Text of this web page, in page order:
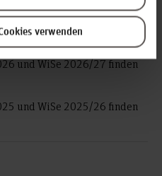
verwenden
und WiSe 2027/28 finden
und WiSe 2026/27 finden
und WiSe 2025/26 finden